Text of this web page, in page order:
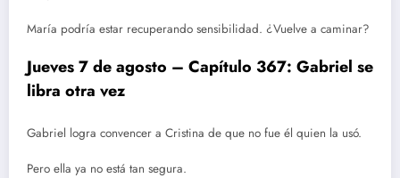
María podría estar recuperando sensibilidad. ¿Vuelve a caminar?
Jueves 7 de agosto – Capítulo 367: Gabriel se
libra otra vez
Gabriel logra convencer a Cristina de que no fue él quien la usó.
Pero ella ya no está tan segura.